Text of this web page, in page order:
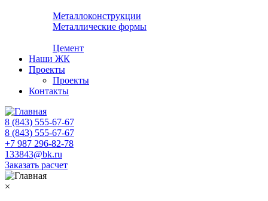
Металлоконструкции
Металлические формы
Цемент
Наши ЖК
Проекты
Проекты
Контакты
8 (843) 555-67-67
8 (843) 555-67-67
+7 987 296-82-78
133843@bk.ru
Заказать расчет
×